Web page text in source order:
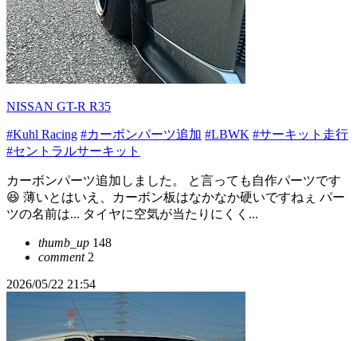
NISSAN GT-R R35
#Kuhl Racing #カーボンパーツ追加 #LBWK #サーキット走行
#セントラルサーキット
カーボンパーツ追加しました。 と言っても自作パーツです
😆 薄いとはいえ、カーボン板はなかなか硬いですねぇ パー
ツの名前は... タイヤに空気が当たりにくく...
thumb_up 148
comment2
2026/05/22 21:54